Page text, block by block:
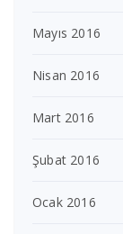
Mayıs 2016
Nisan 2016
Mart 2016
Şubat 2016
Ocak 2016